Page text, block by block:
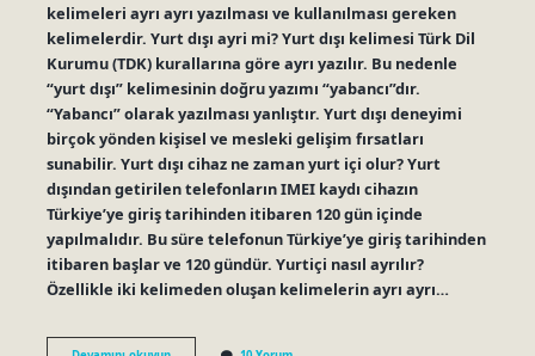
kelimeleri ayrı ayrı yazılması ve kullanılması gereken
kelimelerdir. Yurt dışı ayri mi? Yurt dışı kelimesi Türk Dil
Kurumu (TDK) kurallarına göre ayrı yazılır. Bu nedenle
“yurt dışı” kelimesinin doğru yazımı “yabancı”dır.
“Yabancı” olarak yazılması yanlıştır. Yurt dışı deneyimi
birçok yönden kişisel ve mesleki gelişim fırsatları
sunabilir. Yurt dışı cihaz ne zaman yurt içi olur? Yurt
dışından getirilen telefonların IMEI kaydı cihazın
Türkiye’ye giriş tarihinden itibaren 120 gün içinde
yapılmalıdır. Bu süre telefonun Türkiye’ye giriş tarihinden
itibaren başlar ve 120 gündür. Yurtiçi nasıl ayrılır?
Özellikle iki kelimeden oluşan kelimelerin ayrı ayrı…